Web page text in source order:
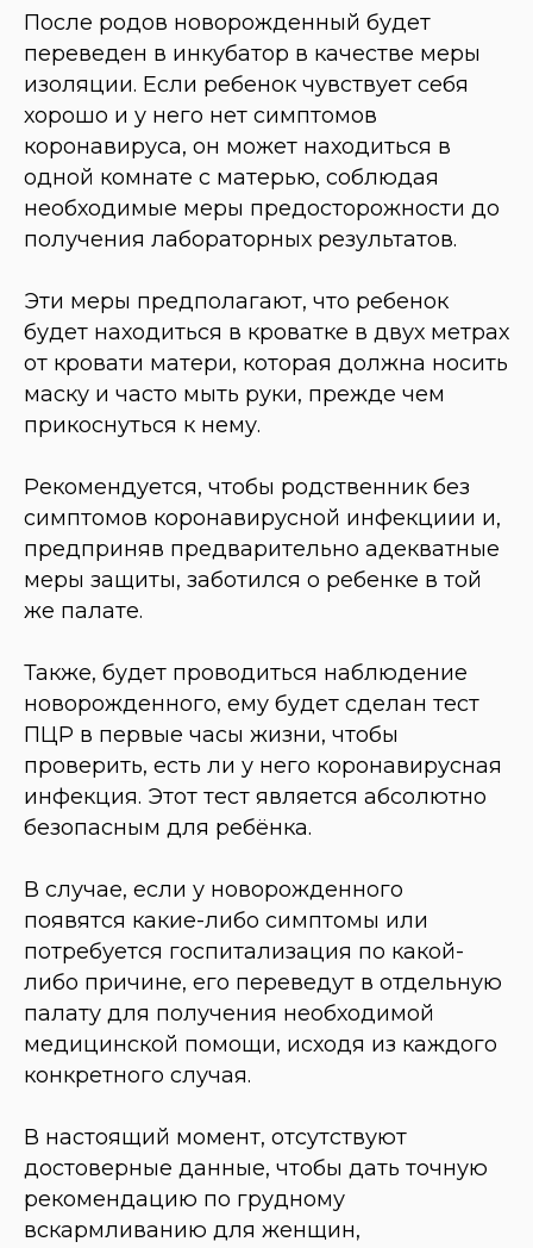
После родов новорожденный будет
переведен в инкубатор в качестве меры
изоляции. Если ребенок чувствует себя
хорошо и у него нет симптомов
коронавируса, он может находиться в
одной комнате с матерью, соблюдая
необходимые меры предосторожности до
получения лабораторных результатов.
Эти меры предполагают, что ребенок
будет находиться в кроватке в двух метрах
от кровати матери, которая должна носить
маску и часто мыть руки, прежде чем
прикоснуться к нему.
Рекомендуется, чтобы родственник без
симптомов коронавирусной инфекциии и,
предприняв предварительно адекватные
меры защиты, заботился о ребенке в той
же палате.
Также, будет проводиться наблюдение
новорожденного, ему будет сделан тест
ПЦР в первые часы жизни, чтобы
проверить, есть ли у него коронавирусная
инфекция. Этот тест является абсолютно
безопасным для ребёнка.
В случае, если у новорожденного
появятся какие-либо симптомы или
потребуется госпитализация по какой-
либо причине, его переведут в отдельную
палату для получения необходимой
медицинской помощи, исходя из каждого
конкретного случая.
В настоящий момент, отсутствуют
достоверные данные, чтобы дать точную
рекомендацию по грудному
вскармливанию для женщин,